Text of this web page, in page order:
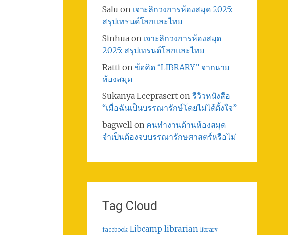
Salu on เจาะลึกวงการห้องสมุด 2025:
สรุปเทรนด์โลกและไทย
Sinhuaon เจาะลึกวงการห้องสมุด
2025: สรุปเทรนด์โลกและไทย
Rattion ข้อคิด “LIBRARY” จากนาย
ห้องสมุด
Sukanya Leepraserton รีวิวหนังสือ
“เมื่อฉันเป็นบรรณารักษ์โดยไม่ได้ตั้งใจ”
bagwellon คนทำงานด้านห้องสมุด
จำเป็นต้องจบบรรณารักษศาสตร์หรือไม่
Tag Cloud
facebook Libcamp librarian library